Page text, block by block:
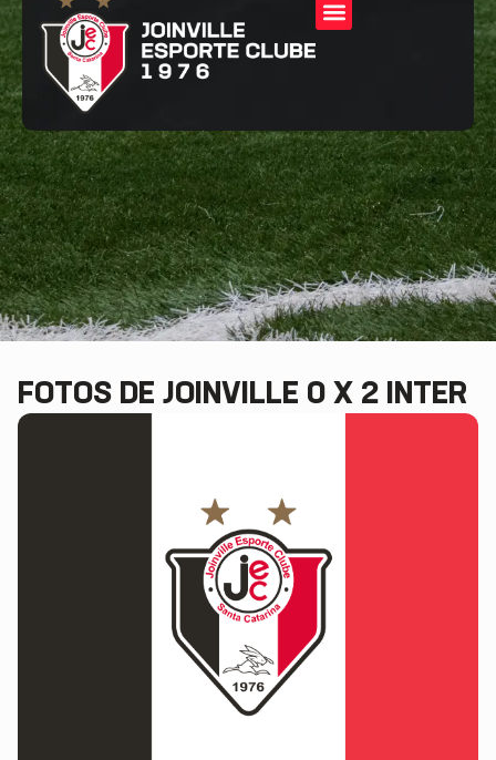
FOTOS DE JOINVILLE 0 X 2 INTER